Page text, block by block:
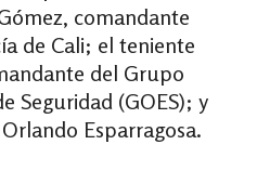
comandante
de Cali; el teniente
del Grupo
Seguridad (GOES); y
Esparragosa.